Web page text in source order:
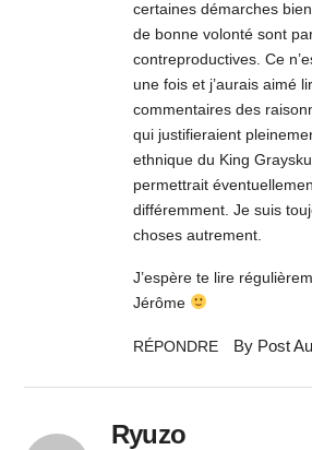
certaines démarches
de bonne volonté sont
contreproductives. Ce
une fois et j’aurais aimé
commentaires des
qui justifieraient
ethnique du King
permettrait
différemment. Je suis
choses autrement.
J’espère te lire
Jérôme
RÉPONDRE By Post
Ryuzo